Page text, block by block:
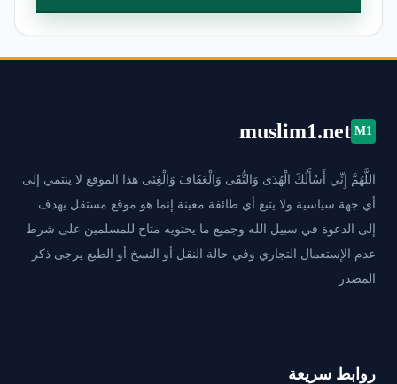
M1
muslim1.net
اللَّهُمَّ إِنِّي أَسْأَلُكَ الْهُدَى وَالتُّقَى وَالْعَفَافَ وَالْغِنَى هذا الموقع لا ينتمي إلى
أي جهة سياسية ولا يتبع أي طائفة معينة إنما هو موقع مستقل يهدف
إلى الدعوة في سبيل الله وجميع ما يحتويه متاح للمسلمين على شرط
عدم الإستعمال التجاري وفي حالة النقل أو النسخ أو الطبع يرجى ذكر
المصدر
روابط سريعة